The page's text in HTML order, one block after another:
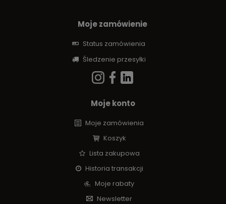
Moje zamówienie
Status zamówienia
Śledzenie przesyłki
Moje konto
Moje zamówienia
Koszyk
Lista zakupowa
Historia transakcji
Moje rabaty
Newsletter